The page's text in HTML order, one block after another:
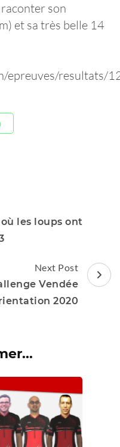
son
et sa très belle 14
epreuves/resultats/
les loups ont
Next Post
Vendée
2020